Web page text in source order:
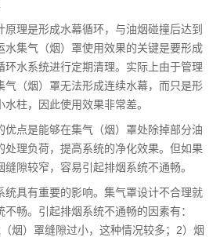
理是形成水幕循环，与油烟碰撞后达到
水集气（烟）罩使用效果的关键是要形成
环水系统进行定期清理。实际上由于管理
气（烟）罩无法形成连续水幕，而只是形
柱，因此使用效果非常差。
优点是能够在集气（烟）罩处除掉部分油
处理负荷，提高系统的净化效果。但如果
隙较窄，容易引起排烟系统不通畅。
统具有重要的影响。集气罩设计不合理就
畅。引起排烟系统不通畅的因素有：
烟）罩缝隙过小，这种情况较多；2）烟